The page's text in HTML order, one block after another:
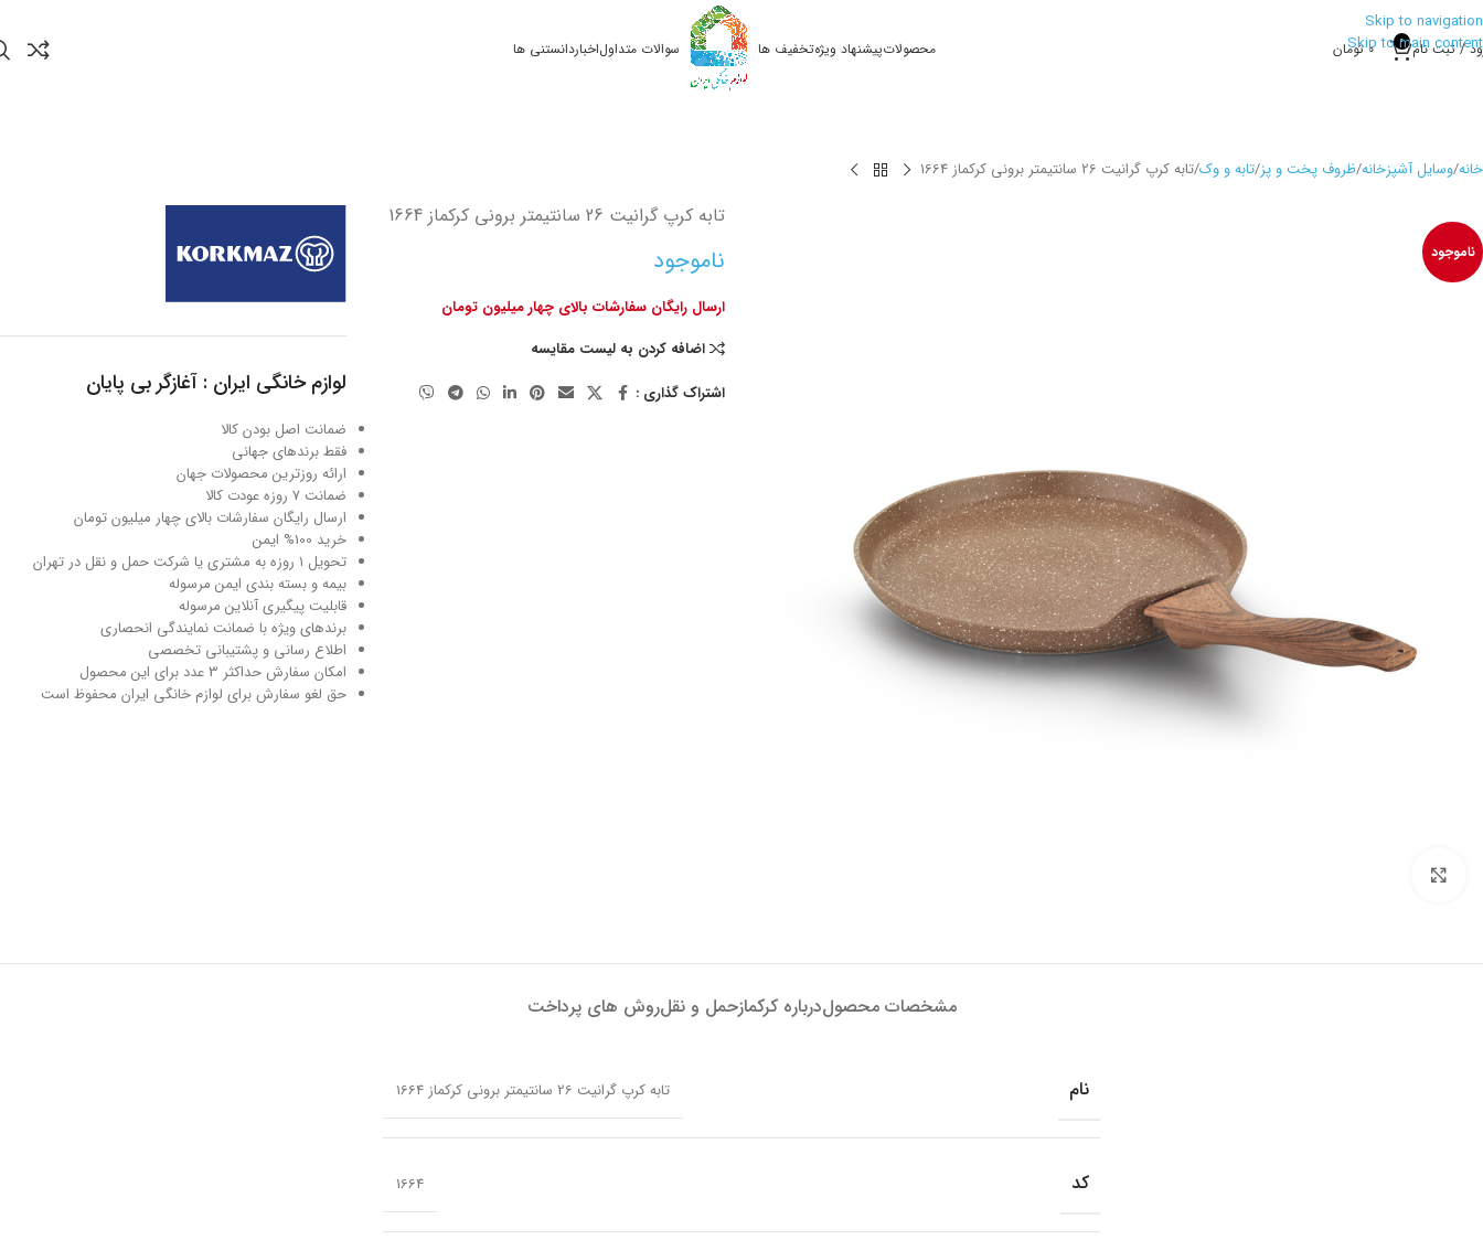
Skip to navigation
Skip to main content
/ ثبت نام 0
0 تومان محصولاتپیشنهاد ویژهتخفیف ها سوالات متداولاخباردانستنی ها
خانه وسایل آشپزخانه ظروف پخت و پز تابه و وک تابه کرپ گرانیت 26 سانتیمتر برونی کرکماز 1664
ناموجود
تابه کرپ گرانیت 26 سانتیمتر برونی کرکماز 1664
ناموجود
ارسال رایگان سفارشات بالای چهار میلیون تومان
اضافه کردن به لیست مقایسه
اشتراک گذاری :
لوازم خانگی ایران : آغازگر بی پایان
ضمانت اصل بودن کالا
فقط برندهای جهانی
ارائه روزترین محصولات جهان
ضمانت 7 روزه عودت کالا
ارسال رایگان سفارشات بالای چهار میلیون تومان
خرید 100% ایمن
تحویل ۱ روزه به مشتری یا شرکت حمل و نقل در تهران
بیمه و بسته بندی ایمن مرسوله
قابلیت پیگیری آنلاین مرسوله
برندهای ویژه با ضمانت نمایندگی انحصاری
اطلاع رسانی و پشتیبانی تخصصی
امکان سفارش حداکثر 3 عدد برای این محصول
حق لغو سفارش برای لوازم خانگی ایران محفوظ است
مشخصات محصولدرباره کرکمازحمل و نقلروش های پرداخت
نام تابه کرپ گرانیت 26 سانتیمتر برونی کرکماز 1664
کد 1664